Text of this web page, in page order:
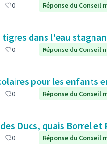
0 Réponse du Conseil
dans l'eau
0 Réponse du Conseil
pour les enfants
0 Réponse du Conseil
Ducs, quais Borrel et
0 Réponse du Conseil